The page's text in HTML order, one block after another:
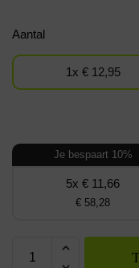
Aantal
1x € 12,95
Je bespaart 10%
5x € 11,66
€ 58,28